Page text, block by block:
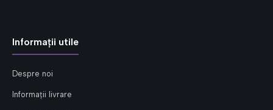
Informații utile
Despre noi
Informații livrare